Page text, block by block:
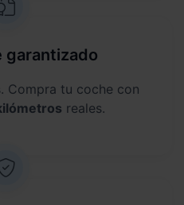
garantizado
Compra tu coche con
reales.